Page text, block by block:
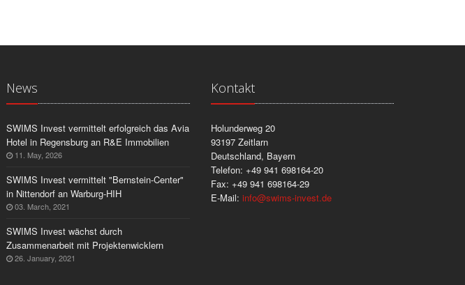
News
SWIMS Invest vermittelt erfolgreich das Avia
Hotel in Regensburg an R&E Immobilien
11. May, 2026
SWIMS Invest vermittelt "Bernstein-Center"
in Nittendorf an Warburg-HIH
03. March, 2021
SWIMS Invest wächst durch
Zusammenarbeit mit Projektenwicklern
26. January, 2021
Kontakt
Holunderweg 20
93197 Zeitlarn
Deutschland, Bayern
Telefon: +49 941 698164-20
Fax: +49 941 698164-29
E-Mail: info@swims-invest.de